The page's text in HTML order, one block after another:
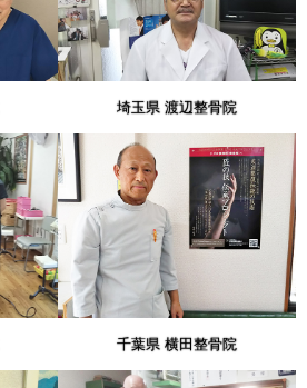
埼玉県 渡辺整骨院
千葉県 横田整骨院